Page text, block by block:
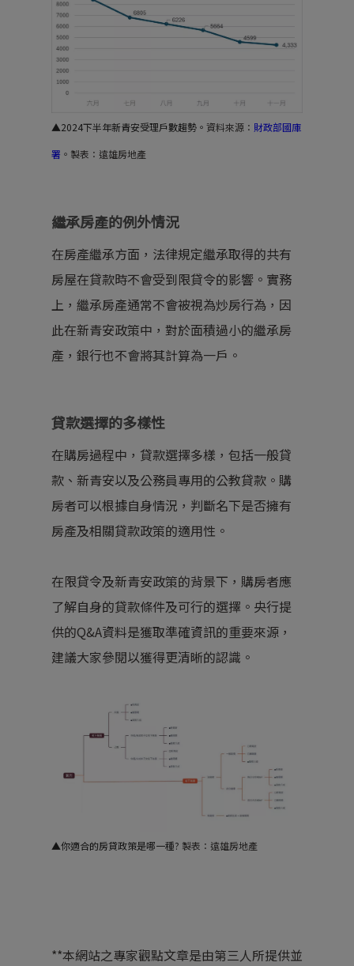
▲2024下半年新青安受理戶數趨勢。 資料來源： 財政部國庫
署 。製表：遠雄房地產
繼承房產的例外情況
在房產繼承方面，法律規定繼承取得的共有
房屋在貸款時不會受到限貸令的影響。實務
上，繼承房產通常不會被視為炒房行為，因
此在新青安政策中，對於面積過小的繼承房
產，銀行也不會將其計算為一戶。
貸款選擇的多樣性
在購房過程中，貸款選擇多樣，包括一般貸
款、新青安以及公務員專用的公教貸款。購
房者可以根據自身情況，判斷名下是否擁有
房產及相關貸款政策的適用性。
在限貸令及新青安政策的背景下，購房者應
了解自身的貸款條件及可行的選擇。央行提
供的Q&A資料是獲取準確資訊的重要來源，
建議大家參閱以獲得更清晰的認識。
▲你適合的房貸政策是哪一種? 製表：遠雄房地產
**本網站之專家觀點文章是由第三人所提供並